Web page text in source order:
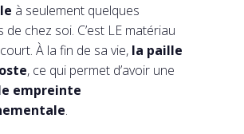
à seulement quelques
de chez soi. C’est LE matériau
À la fin de sa vie, la paille
, ce qui permet d’avoir une
empreinte
.